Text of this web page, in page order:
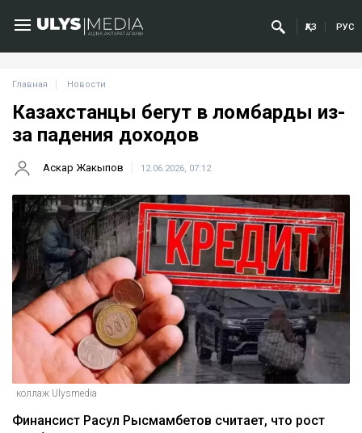
ҚАЗ РУС
Главная Новости
Казахстанцы бегут в ломбарды из-
за падения доходов
Аскар Жакыпов 12.06.2026, 07:12
коллаж Ulysmedia
Финансист Расул Рысмамбетов считает, что рост